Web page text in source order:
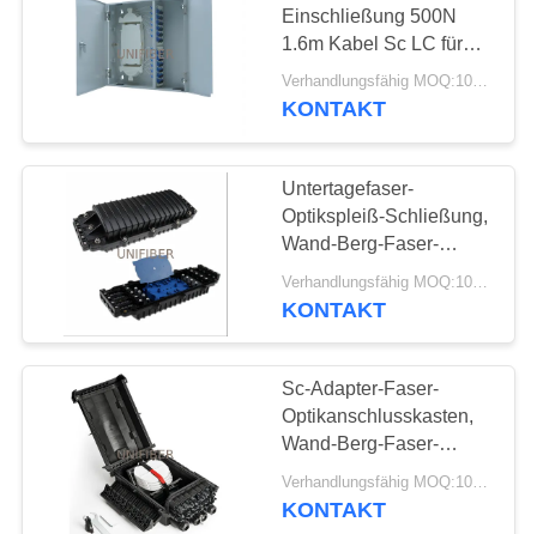
VERBINDUNG
NACHRICHTEN
FORDERN
EIN
ZITAT
SITEMAP
Einschließung 500N
1.6m Kabel Sc LC für
das ausbessernde
Verstärken
Verhandlungsfähig MOQ:10pcs
KONTAKT
Untertagefaser-
Optikspleiß-Schließung,
Wand-Berg-Faser-
Einschließung 4 in 4
heraus
KONTAKT
Sc-Adapter-Faser-
Optikanschlusskasten,
Wand-Berg-Faser-
Verteilerkasten vorbei
leicht geschlagen ohne
Verhandlungsfähig MOQ:10pcs
KONTAKT